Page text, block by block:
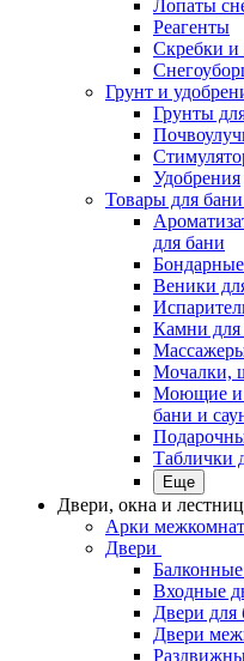
Лопаты
Реагенты
Скребки и
Грунт и
Грунты
Удобрения
Товары для
для бани
Веники
Камни для
Мочалки,
Моющие и
бани и
Таблички
Еще
Двери, окна и
Арки
Двери
Входные
Двери для
Двери